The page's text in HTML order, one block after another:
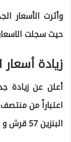
وأثرت الأسعار
حيث سجلت
زيادة
أعلن عن زيادة
اعتباراً من
البنزين 57 قرش و الديزل 1.44 ليرة.